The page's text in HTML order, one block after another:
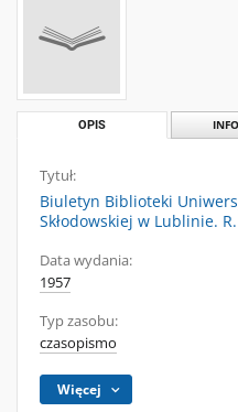
OPIS
Tytuł:
Biuletyn Biblioteki
Skłodowskiej w Lublinie.
Data wydania:
1957
Typ zasobu:
czasopismo
Więcej